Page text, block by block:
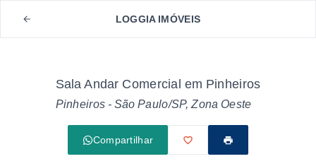
LOGGIA IMÓVEIS
Sala Andar Comercial em Pinheiros
Pinheiros - São Paulo/SP, Zona Oeste
Compartilhar